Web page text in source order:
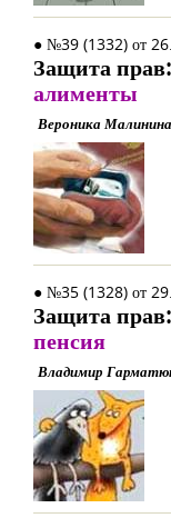
● №39 (1332) от
Защита прав:
алименты
Вероника Малинина
● №35 (1328) от
Защита прав:
пенсия
Владимир